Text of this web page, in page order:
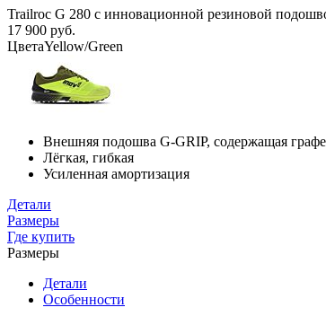
Trailroc G 280 с инновационной резиновой
17 900 руб.
ЦветаYellow/Green
Внешняя подошва G-GRIP, содержащая
Лёгкая, гибкая
Усиленная амортизация
Детали
Размеры
Где купить
Размеры
Детали
Особенности